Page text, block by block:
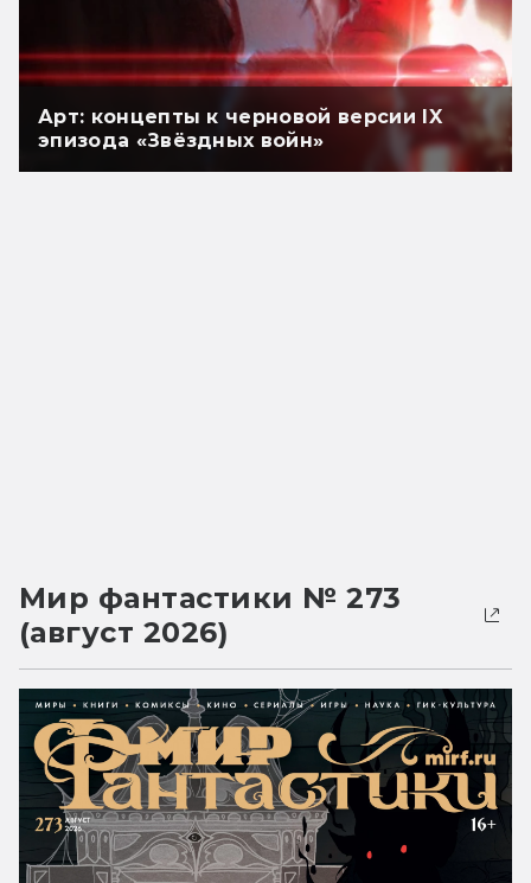
Арт: концепты к черновой версии IX
эпизода «Звёздных войн»
Мир фантастики № 273
(август 2026)